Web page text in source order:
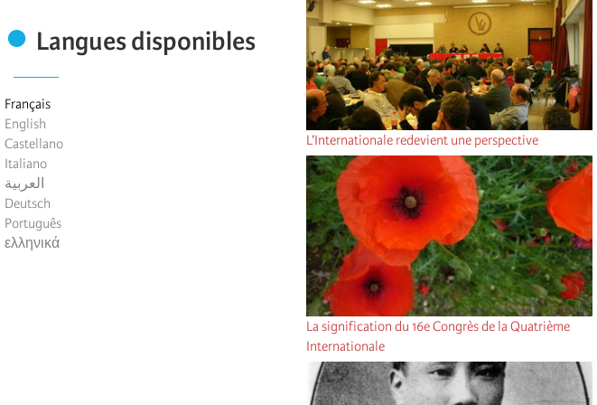
Langues disponibles
Français
English
Castellano
Italiano
العربية
Deutsch
Português
ελληνικά
L’Internationale redevient une perspective
La signification du 16e Congrès de la Quatrième
Internationale